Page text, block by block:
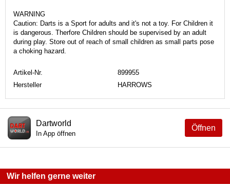
WARNING
Caution: Darts is a Sport for adults and it's not a toy. For Children it
is dangerous. Therfore Children should be supervised by an adult
during play. Store out of reach of small children as small parts pose
a choking hazard.
Artikel-Nr.
899955
Hersteller
HARROWS
Öffnen
Dartworld
In App öffnen
Wir helfen gerne weiter